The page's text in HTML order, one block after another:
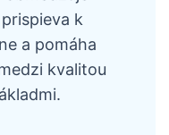
k
a pomáha
kvalitou